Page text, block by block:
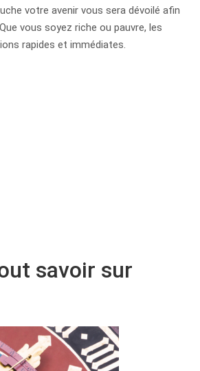
votre avenir vous sera dévoilé afin
vous soyez riche ou pauvre, les
rapides et immédiates.
savoir sur